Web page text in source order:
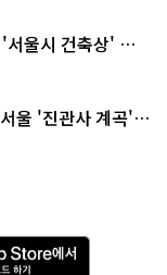
서울시 건축상' 수
울 '진관사 계곡'이
A
p